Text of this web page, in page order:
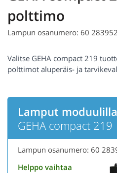
polttimo
Lampun osanumero: 60 283952
Valitse GEHA compact 219
polttimot aluperäis- ja
Lamput moduulilla
GEHA compact 219
Lampun osanumero: 60
Helppo vaihtaa